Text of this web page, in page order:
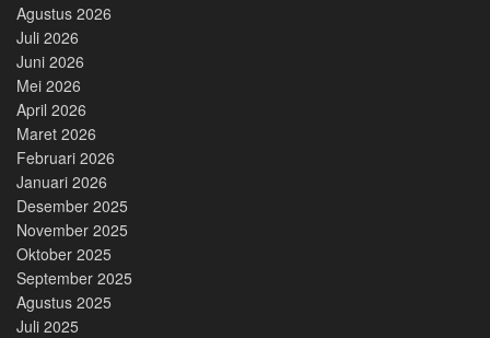
Agustus 2026
Juli 2026
Juni 2026
Mei 2026
April 2026
Maret 2026
Februari 2026
Januari 2026
Desember 2025
November 2025
Oktober 2025
September 2025
Agustus 2025
Juli 2025